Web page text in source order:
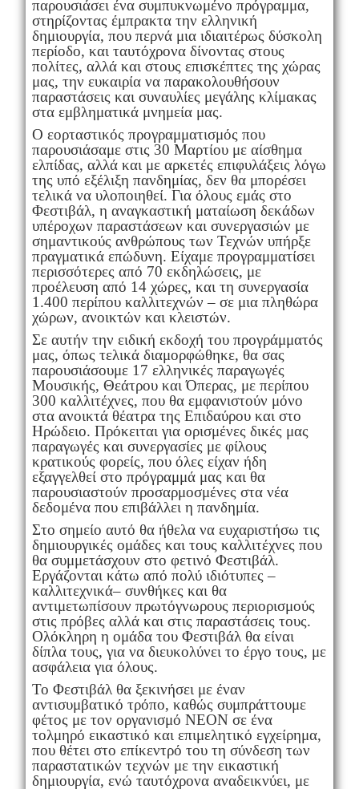
παρουσιάσει ένα συμπυκνωμένο πρόγραμμα,
στηρίζοντας έμπρακτα την ελληνική
δημιουργία, που περνά μια ιδιαιτέρως δύσκολη
περίοδο, και ταυτόχρονα δίνοντας στους
πολίτες, αλλά και στους επισκέπτες της χώρας
μας, την ευκαιρία να παρακολουθήσουν
παραστάσεις και συναυλίες μεγάλης κλίμακας
στα εμβληματικά μνημεία μας.
Ο εορταστικός προγραμματισμός που
παρουσιάσαμε στις 30 Μαρτίου με αίσθημα
ελπίδας, αλλά και με αρκετές επιφυλάξεις λόγω
της υπό εξέλιξη πανδημίας, δεν θα μπορέσει
τελικά να υλοποιηθεί. Για όλους εμάς στο
Φεστιβάλ, η αναγκαστική ματαίωση δεκάδων
υπέροχων παραστάσεων και συνεργασιών με
σημαντικούς ανθρώπους των Τεχνών υπήρξε
πραγματικά επώδυνη. Είχαμε προγραμματίσει
περισσότερες από 70 εκδηλώσεις, με
προέλευση από 14 χώρες, και τη συνεργασία
1.400 περίπου καλλιτεχνών – σε μια πληθώρα
χώρων, ανοικτών και κλειστών.
Σε αυτήν την ειδική εκδοχή του πρoγράμματός
μας, όπως τελικά διαμορφώθηκε, θα σας
παρουσιάσουμε 17 ελληνικές παραγωγές
Μουσικής, Θεάτρου και Όπερας, με περίπου
300 καλλιτέχνες, που θα εμφανιστούν μόνο
στα ανοικτά θέατρα της Επιδαύρου και στο
Ηρώδειο. Πρόκειται για ορισμένες δικές μας
παραγωγές και συνεργασίες με φίλους
κρατικούς φορείς, που όλες είχαν ήδη
εξαγγελθεί στο πρόγραμμά μας και θα
παρουσιαστούν προσαρμοσμένες στα νέα
δεδομένα που επιβάλλει η πανδημία.
Στο σημείο αυτό θα ήθελα να ευχαριστήσω τις
δημιουργικές ομάδες και τους καλλιτέχνες που
θα συμμετάσχουν στο φετινό Φεστιβάλ.
Εργάζονται κάτω από πολύ ιδιότυπες –
καλλιτεχνικά– συνθήκες και θα
αντιμετωπίσουν πρωτόγνωρους περιορισμούς
στις πρόβες αλλά και στις παραστάσεις τους.
Ολόκληρη η ομάδα του Φεστιβάλ θα είναι
δίπλα τους, για να διευκολύνει το έργο τους, με
ασφάλεια για όλους.
Το Φεστιβάλ θα ξεκινήσει με έναν
αντισυμβατικό τρόπο, καθώς συμπράττουμε
φέτος με τον οργανισμό ΝΕΟΝ σε ένα
τολμηρό εικαστικό και επιμελητικό εγχείρημα,
που θέτει στο επίκεντρό του τη σύνδεση των
παραστατικών τεχνών με την εικαστική
δημιουργία, ενώ ταυτόχρονα αναδεικνύει, με